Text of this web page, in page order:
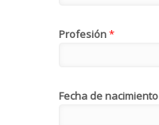
Profesión*
Fecha de nacimiento